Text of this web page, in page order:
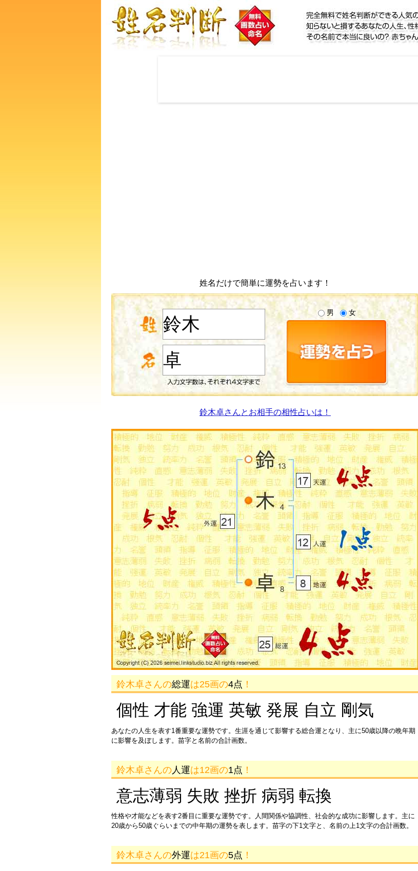
姓名だけで簡単に運勢を占います！
男 女
鈴木卓さんとお相手の相性占いは！
鈴木卓さんの総運は25画の4点 ！
個性 才能 強運 英敏 発展 自立 剛気
あなたの人生を表す1番重要な運勢です。生涯を通じて影響する総合運となり、主に50歳以降の晩年期
に影響を及ぼします。苗字と名前の合計画数。
鈴木卓さんの 人運は12画の1点 ！
意志薄弱 失敗 挫折 病弱 転換
性格や才能などを表す2番目に重要な運勢です。人間関係や協調性、社会的な成功に影響します。主に
20歳から50歳ぐらいまでの中年期の運勢を表します。苗字の下1文字と、名前の上1文字の合計画数。
鈴木卓さんの外運は21画の5点 ！